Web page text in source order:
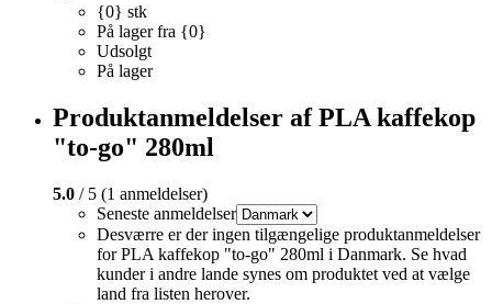
{0} stk
På lager fra {0}
Udsolgt
På lager
Produktanmeldelser af PLA kaffekop
"to-go" 280ml
5.0 / 5 (1 anmeldelser)
Seneste anmeldelser
Desværre er der ingen tilgængelige produktanmeldelser
for PLA kaffekop "to-go" 280ml i Danmark. Se hvad
kunder i andre lande synes om produktet ved at vælge
land fra listen herover.